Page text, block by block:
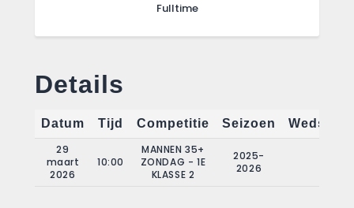
Fulltime
Details
Datum Tijd Competitie Seizoen
29
maart
2026
10:00
MANNEN 35+
ZONDAG - 1E
KLASSE 2
2025-
2026